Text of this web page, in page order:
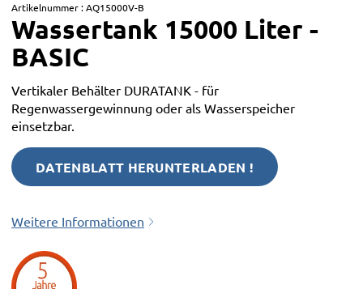
Artikelnummer :AQ15000V-B
Wassertank 15000 Liter -
BASIC
Vertikaler Behälter DURATANK - für
Regenwassergewinnung oder als Wasserspeicher
einsetzbar.
DATENBLATT HERUNTERLADEN !
Weitere Informationen